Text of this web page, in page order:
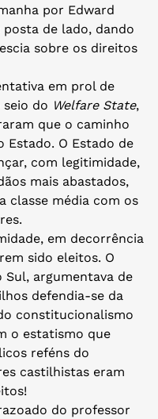
por Edward
de lado, dando
sobre os direitos
em prol de
do Welfare State,
que o caminho
Estado. O Estado de
com legitimidade,
mais abastados,
classe média com os
em decorrência
sido eleitos. O
Sul, argumentava de
defendia-se da
constitucionalismo
o estatismo que
reféns do
castilhistas eram
do professor